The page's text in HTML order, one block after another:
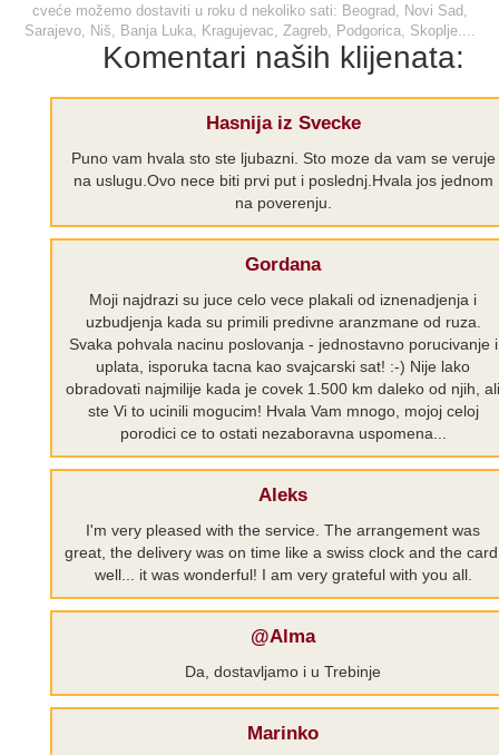
cveće možemo dostaviti u roku d nekoliko sati: Beograd, Novi Sad,
Sarajevo, Niš, Banja Luka, Kragujevac, Zagreb, Podgorica, Skoplje....
Komentari naših klijenata:
Hasnija iz Svecke
Puno vam hvala sto ste ljubazni. Sto moze da vam se veruje
na uslugu.Ovo nece biti prvi put i poslednj.Hvala jos jednom
na poverenju.
Gordana
Moji najdrazi su juce celo vece plakali od iznenadjenja i
uzbudjenja kada su primili predivne aranzmane od ruza.
Svaka pohvala nacinu poslovanja - jednostavno porucivanje i
uplata, isporuka tacna kao svajcarski sat! :-) Nije lako
obradovati najmilije kada je covek 1.500 km daleko od njih, ali
ste Vi to ucinili mogucim! Hvala Vam mnogo, mojoj celoj
porodici ce to ostati nezaboravna uspomena...
Aleks
I'm very pleased with the service. The arrangement was
great, the delivery was on time like a swiss clock and the
well... it was wonderful! I am very grateful with you all.
@Alma
Da, dostavljamo i u Trebinje
Marinko